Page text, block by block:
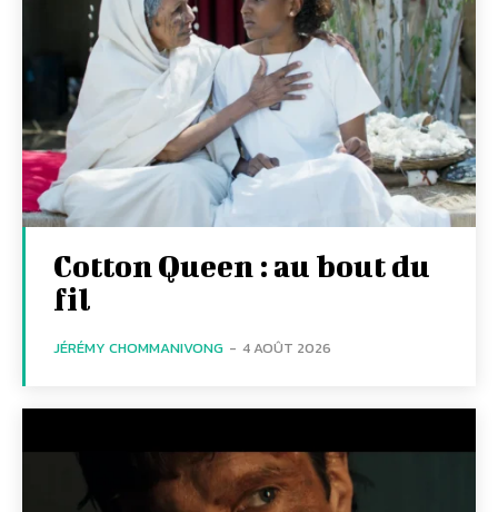
Cotton Queen : au bout du
fil
JÉRÉMY CHOMMANIVONG - 4 AOÛT 2026